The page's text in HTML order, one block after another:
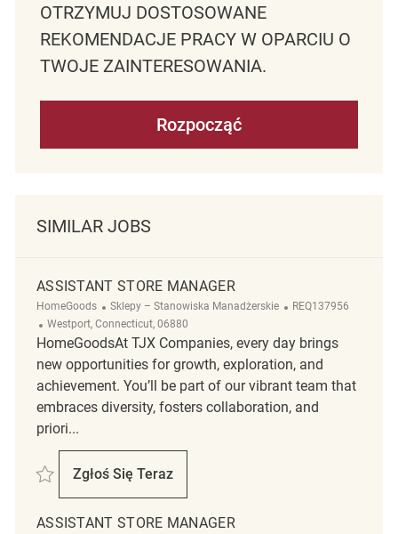
OTRZYMUJ DOSTOSOWANE
REKOMENDACJE PRACY W OPARCIU O
TWOJE ZAINTERESOWANIA.
Rozpocząć
SIMILAR JOBS
ASSISTANT STORE MANAGER
HomeGoods Kategoria
Sklepy – Stanowiska Manadżerskie ReqId
REQ137956
Lokalizacja
Westport, Connecticut, 06880
HomeGoodsAt TJX Companies, every day brings
new opportunities for growth, exploration, and
achievement. You’ll be part of our vibrant team that
embraces diversity, fosters collaboration, and
priori...
Zapisać Assistant Store Manager REQ137956
Zgłoś Się Teraz
Assistant Store Manager
ASSISTANT STORE MANAGER